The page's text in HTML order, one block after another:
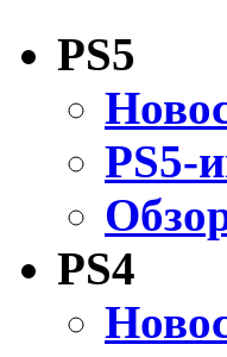
PS5
PS5-
PS4